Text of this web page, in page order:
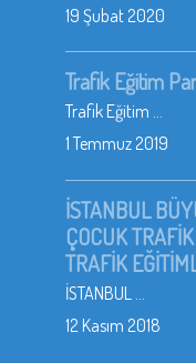
19 Şubat 2020
Trafik Eğitim
Trafik Eğitim ...
1 Temmuz 2019
İSTANBUL
ÇOCUK
TRAFİK
İSTANBUL ...
12 Kasım 2018